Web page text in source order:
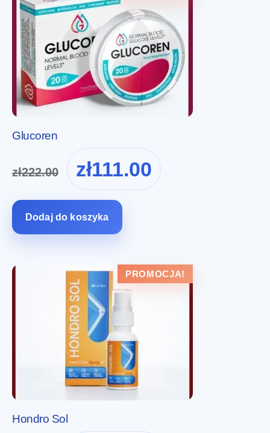
Glucoren
zł222.00
Pierwotna
cena
wynosiła:
zł111.00
cena
Dodaj do koszyka
PROMOCJA!
Hondro Sol